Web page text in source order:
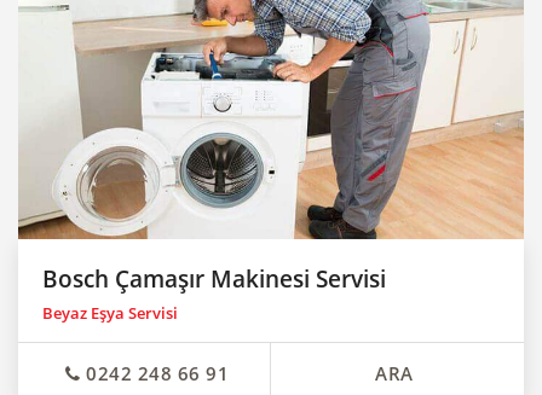
Bosch Çamaşır Makinesi Servisi
Beyaz Eşya Servisi
0242 248 66 91 ARA